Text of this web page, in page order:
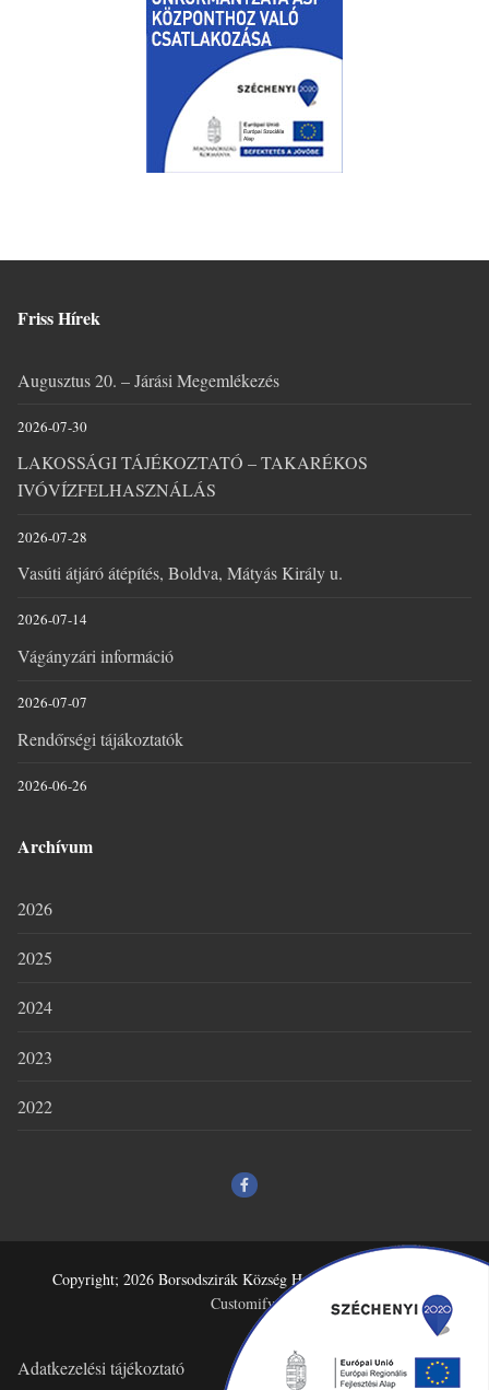
Friss Hírek
Augusztus 20. – Járási Megemlékezés
2026-07-30
LAKOSSÁGI TÁJÉKOZTATÓ – TAKARÉKOS
IVÓVÍZFELHASZNÁLÁS
2026-07-28
Vasúti átjáró átépítés, Boldva, Mátyás Király u.
2026-07-14
Vágányzári információ
2026-07-07
Rendőrségi tájákoztatók
2026-06-26
Archívum
2026
2025
2024
2023
2022
Copyright; 2026 Borsodszirák Község Honlapja – Powered by
Customify.
Adatkezelési tájékoztató